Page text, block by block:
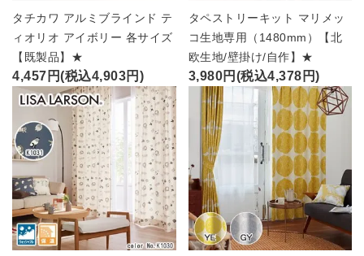
タチカワ アルミブラインド テ
ィオリオ アイボリー 各サイズ
【既製品】★
4,457円(税込4,903円)
タペストリーキット マリメッ
コ生地専用（1480mm）【北
欧生地/壁掛け/自作】★
3,980円(税込4,378円)